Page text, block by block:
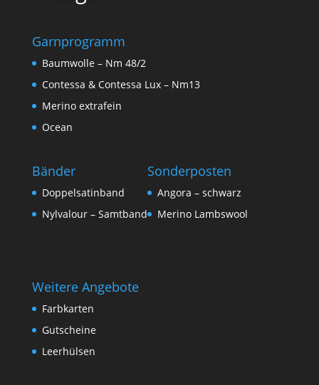
Garnprogramm
Baumwolle – Nm 48/2
Contessa & Contessa Lux – Nm13
Merino extrafein
Ocean
Bänder
Doppelsatinband
Nylvalour – Samtband
Sonderposten
Angora – schwarz
Merino Lambswool
Weitere Angebote
Farbkarten
Gutscheine
Leerhülsen